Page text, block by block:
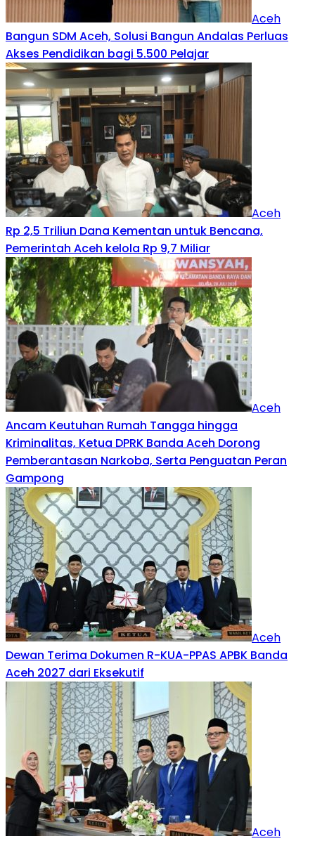
Aceh
Bangun SDM Aceh, Solusi Bangun Andalas Perluas
Akses Pendidikan bagi 5.500 Pelajar
Aceh
Rp 2,5 Triliun Dana Kementan untuk Bencana,
Pemerintah Aceh kelola Rp 9,7 Miliar‎
Aceh
Ancam Keutuhan Rumah Tangga hingga
Kriminalitas, Ketua DPRK Banda Aceh Dorong
Pemberantasan Narkoba, Serta Penguatan Peran
Gampong
Aceh
Dewan Terima Dokumen R-KUA-PPAS APBK Banda
Aceh 2027 dari Eksekutif
Aceh